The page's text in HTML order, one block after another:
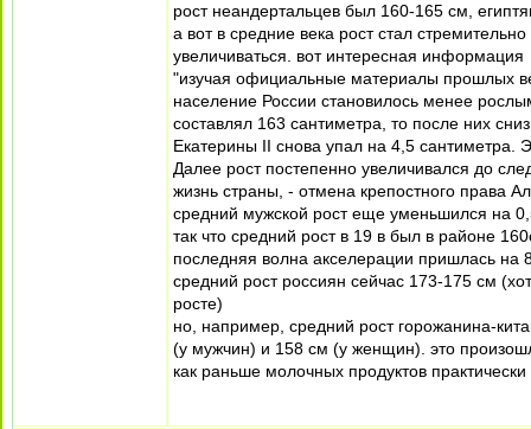
рост неандертальцев был 160-165 см,
а вот в средние века рост стал
увеличиваться. вот интересная информация
"изучая официальные материалы прошлых
население России становилось менее
составлял 163 сантиметра, то после них
Екатерины II снова упал на 4,5
Далее рост постепенно увеличивался до
жизнь страны, - отмена крепостного права
средний мужской рост еще уменьшился на
так что средний рост в 19 в был в районе
последняя волна акселерации пришлась
средний рост россиян сейчас 173-175 см
росте)
но, например, средний рост горожанина-
(у мужчин) и 158 см (у женщин). это
как раньше молочных продуктов